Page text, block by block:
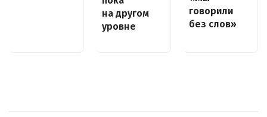
на другом
уровне
говорили
без слов»